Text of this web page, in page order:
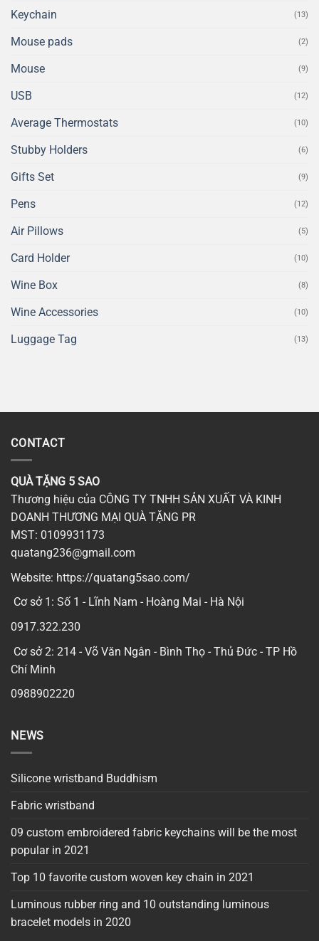
Keychain (13)
Mouse pads (2)
Mouse (9)
USB (12)
Average Thermostats (10)
Stubby Holders (6)
Gifts Set (9)
Pens (12)
Air Pillows (5)
Card Holder (10)
Wine Box (8)
Wine Accessories (10)
Luggage Tag (13)
CONTACT
QUÀ TẶNG 5 SAO
Thương hiệu của CÔNG TY TNHH SẢN XUẤT VÀ KINH
DOANH THƯƠNG MẠI QUÀ TẶNG PR
MST: 0109931173
quatang236@gmail.com
Website: https://quatang5sao.com/
Cơ sở 1: Số 1 - Lĩnh Nam - Hoàng Mai - Hà Nội
0917.322.230
Cơ sở 2: 214 - Võ Văn Ngân - Bình Thọ - Thủ Đức - TP Hồ
Chí Minh
0988902220
NEWS
Silicone wristband Buddhism
Fabric wristband
09 custom embroidered fabric keychains will be the most
popular in 2021
Top 10 favorite custom woven key chain in 2021
Luminous rubber ring and 10 outstanding luminous
bracelet models in 2020